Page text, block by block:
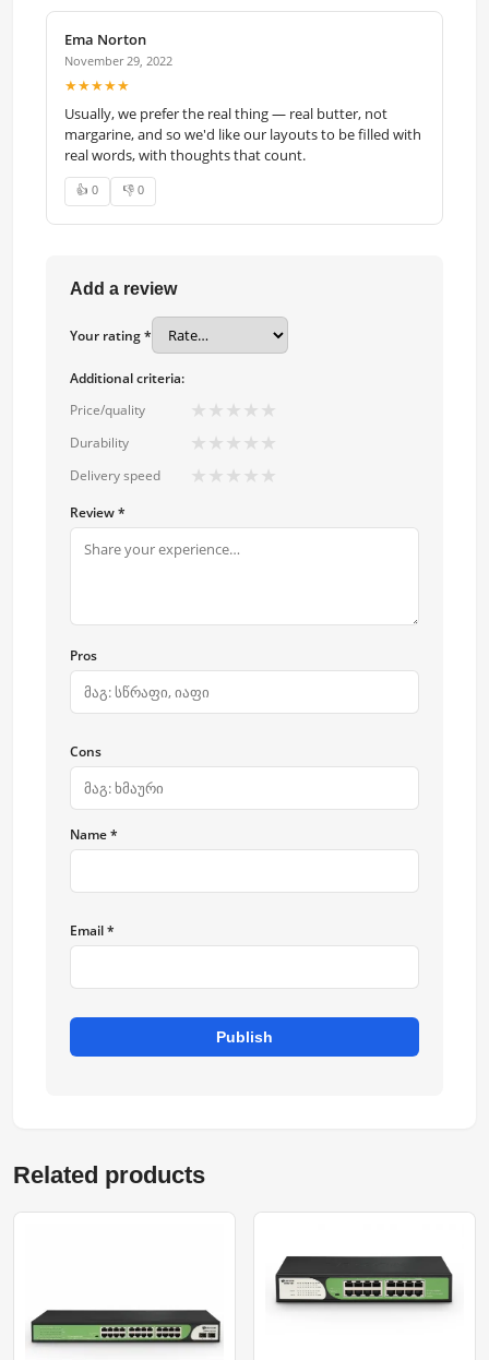
Ema Norton
November 29, 2022
★★★★★
Usually, we prefer the real thing — real butter, not
margarine, and so we'd like our layouts to be filled with
real words, with thoughts that count.
👍 0 👎 0
Add a review
Your rating *
Additional criteria:
Price/quality
★ ★ ★ ★ ★
Durability ★ ★ ★ ★ ★
Delivery speed ★ ★ ★ ★ ★
Review *
Pros
Cons
Name *
Email *
Publish
Related products